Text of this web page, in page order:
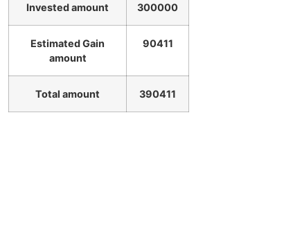
Invested amount 300000
Estimated Gain
amount
90411
Total amount 390411